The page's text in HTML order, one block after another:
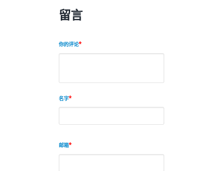
留言
你的评论
名字
邮箱